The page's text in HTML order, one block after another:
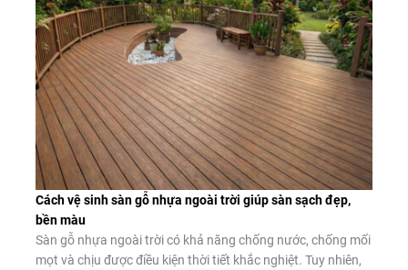
Cách vệ sinh sàn gỗ nhựa ngoài trời giúp sàn sạch đẹp,
bền màu
Sàn gỗ nhựa ngoài trời có khả năng chống nước, chống mối
mọt và chịu được điều kiện thời tiết khắc nghiệt. Tuy nhiên,